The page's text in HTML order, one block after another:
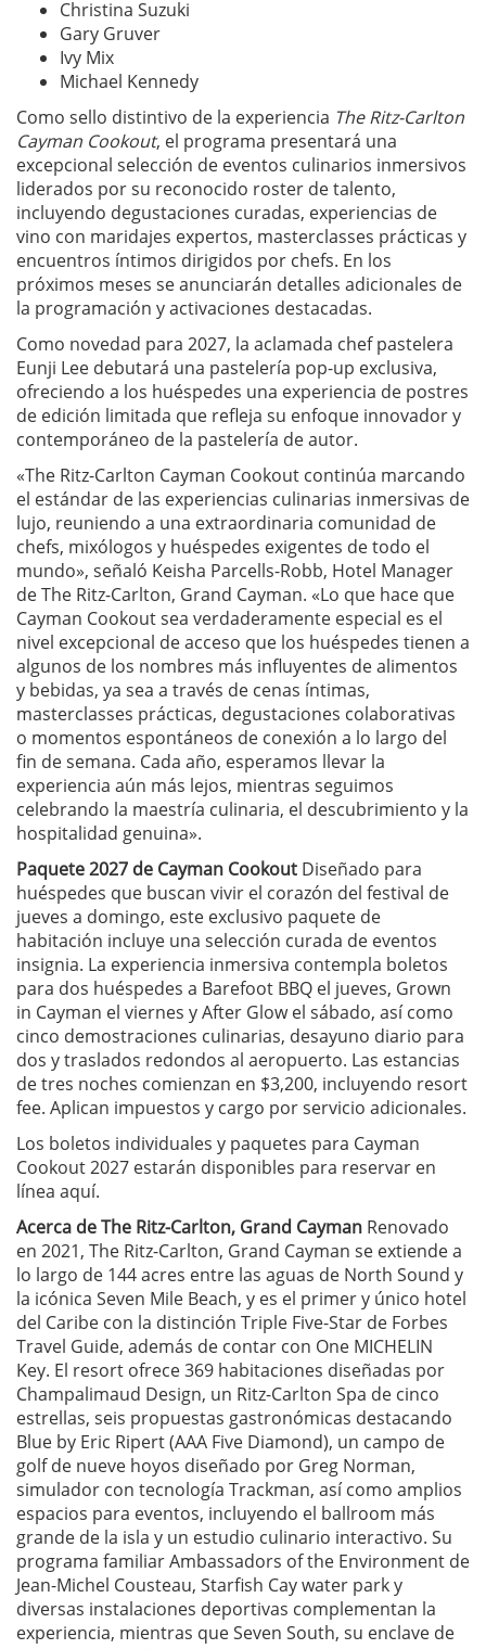
Christina Suzuki
Gary Gruver
Ivy Mix
Michael Kennedy
Como sello distintivo de la experiencia The Ritz-Carlton
Cayman Cookout, el programa presentará una
excepcional selección de eventos culinarios inmersivos
liderados por su reconocido roster de talento,
incluyendo degustaciones curadas, experiencias de
vino con maridajes expertos, masterclasses prácticas y
encuentros íntimos dirigidos por chefs. En los
próximos meses se anunciarán detalles adicionales de
la programación y activaciones destacadas.
Como novedad para 2027, la aclamada chef pastelera
Eunji Lee debutará una pastelería pop-up exclusiva,
ofreciendo a los huéspedes una experiencia de postres
de edición limitada que refleja su enfoque innovador y
contemporáneo de la pastelería de autor.
«The Ritz-Carlton Cayman Cookout continúa marcando
el estándar de las experiencias culinarias inmersivas de
lujo, reuniendo a una extraordinaria comunidad de
chefs, mixólogos y huéspedes exigentes de todo el
mundo», señaló Keisha Parcells-Robb, Hotel Manager
de The Ritz-Carlton, Grand Cayman. «Lo que hace que
Cayman Cookout sea verdaderamente especial es el
nivel excepcional de acceso que los huéspedes tienen a
algunos de los nombres más influyentes de alimentos
y bebidas, ya sea a través de cenas íntimas,
masterclasses prácticas, degustaciones colaborativas
o momentos espontáneos de conexión a lo largo del
fin de semana. Cada año, esperamos llevar la
experiencia aún más lejos, mientras seguimos
celebrando la maestría culinaria, el descubrimiento y la
hospitalidad genuina».
Paquete 2027 de Cayman Cookout Diseñado para
huéspedes que buscan vivir el corazón del festival de
jueves a domingo, este exclusivo paquete de
habitación incluye una selección curada de eventos
insignia. La experiencia inmersiva contempla boletos
para dos huéspedes a Barefoot BBQ el jueves, Grown
in Cayman el viernes y After Glow el sábado, así como
cinco demostraciones culinarias, desayuno diario para
dos y traslados redondos al aeropuerto. Las estancias
de tres noches comienzan en $3,200, incluyendo resort
fee. Aplican impuestos y cargo por servicio adicionales.
Los boletos individuales y paquetes para Cayman
Cookout 2027 estarán disponibles para reservar en
línea aquí.
Acerca de The Ritz-Carlton, Grand Cayman Renovado
en 2021, The Ritz-Carlton, Grand Cayman se extiende a
lo largo de 144 acres entre las aguas de North Sound y
la icónica Seven Mile Beach, y es el primer y único hotel
del Caribe con la distinción Triple Five-Star de Forbes
Travel Guide, además de contar con One MICHELIN
Key. El resort ofrece 369 habitaciones diseñadas por
Champalimaud Design, un Ritz-Carlton Spa de cinco
estrellas, seis propuestas gastronómicas destacando
Blue by Eric Ripert (AAA Five Diamond), un campo de
golf de nueve hoyos diseñado por Greg Norman,
simulador con tecnología Trackman, así como amplios
espacios para eventos, incluyendo el ballroom más
grande de la isla y un estudio culinario interactivo. Su
programa familiar Ambassadors of the Environment de
Jean-Michel Cousteau, Starfish Cay water park y
diversas instalaciones deportivas complementan la
experiencia, mientras que Seven South, su enclave de